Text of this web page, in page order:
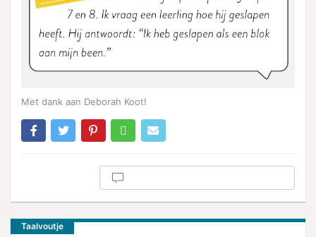
Met dank aan Deborah Koot!
Taalvoutje